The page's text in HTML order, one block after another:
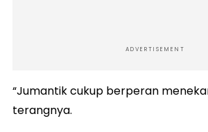
ADVERTISEMENT
“Jumantik cukup berperan
terangnya.